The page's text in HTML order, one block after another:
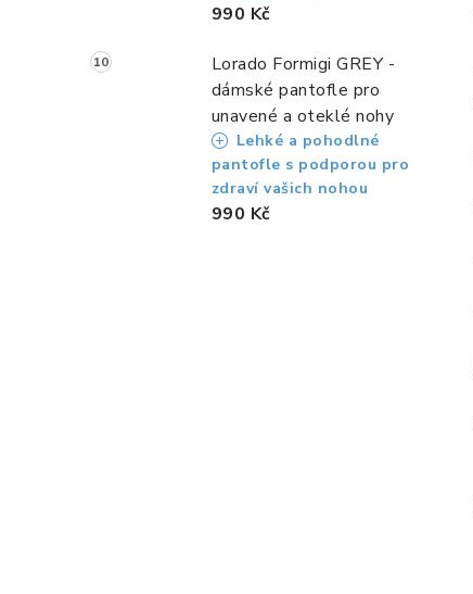
990 Kč
Lorado Formigi GREY -
dámské pantofle pro
unavené a oteklé nohy
Lehké a pohodlné
pantofle s podporou pro
zdraví vašich nohou
990 Kč